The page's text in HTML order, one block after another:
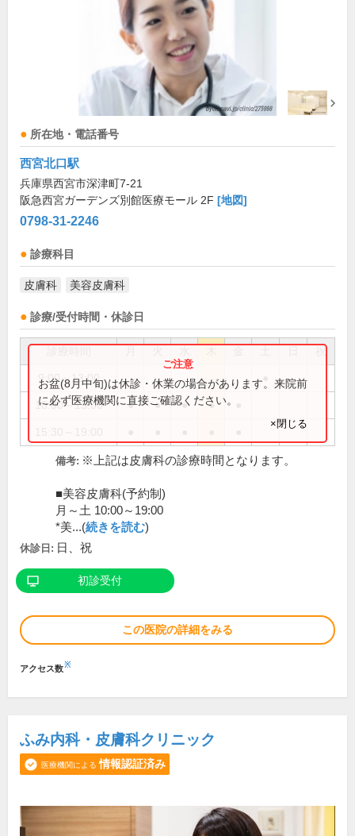
所在地・電話番号
西宮北口駅
兵庫県西宮市深津町7-21
阪急西宮ガーデンズ別館医療モール 2F [地図]
0798-31-2246
診療科目
皮膚科 美容皮膚科
診療/受付時間・休診日
祝
9:00～13:00
10:00～13:00 ● ● ● ●
お盆(8月中旬)は休診・休業の場合があります。来院前
に必ず医療機関に直接ご確認ください。
×閉じる
備考: ※上記は皮膚科の診療時間となります。
■美容皮膚科(予約制)
月～土 10:00～19:00
*美...(続きを読む)
休診日: 日、祝
初診受付
この医院の詳細をみる
アクセス数※
ふみ内科・皮膚科クリニック
医療機関による 情報認証済み